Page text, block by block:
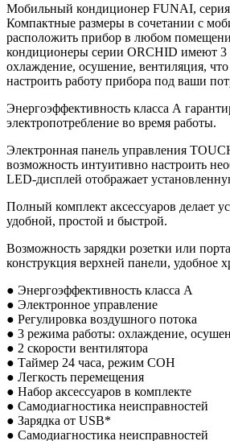
Мобильный кондиционер FUNAI,
Компактные размеры в сочетании с
расположить прибор в любом
кондиционеры серии ORCHID имеют 3
охлаждение, осушение, вентиляция, что
настроить работу прибора под ваши
Энергоэффективность класса А
электропотребление во время работы.
Электронная панель управления
возможность интуитивно настроить
LED-дисплей отображает
Полный комплект аксессуаров делает
удобной, простой и быстрой.
Возможность зарядки розетки или
конструкция верхней панели, удобное
● Энергоэффективность класса А
● Электронное управление
● Регулировка воздушного потока
● 3 режима работы: охлаждение,
● 2 скорости вентилятора
● Таймер 24 часа, режим СОН
● Легкость перемещения
● Набор аксессуаров в комплекте
● Самодиагностика неисправностей
● Зарядка от USB*
● Самодиагностика неисправностей